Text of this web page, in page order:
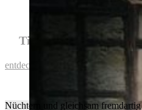
Tipps für schöne
entdecken
Nüchtern und gleichsam